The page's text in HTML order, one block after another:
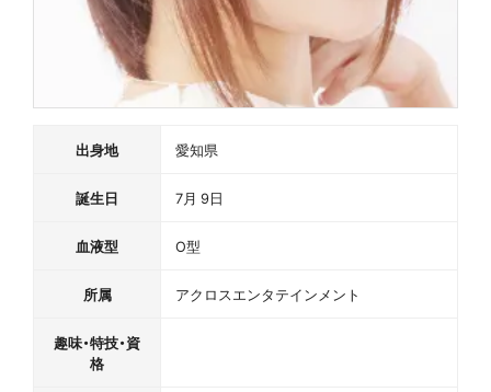
出身地 愛知県
誕生日 7月 9日
血液型 O型
所属 アクロスエンタテインメント
趣味・特技・資
格